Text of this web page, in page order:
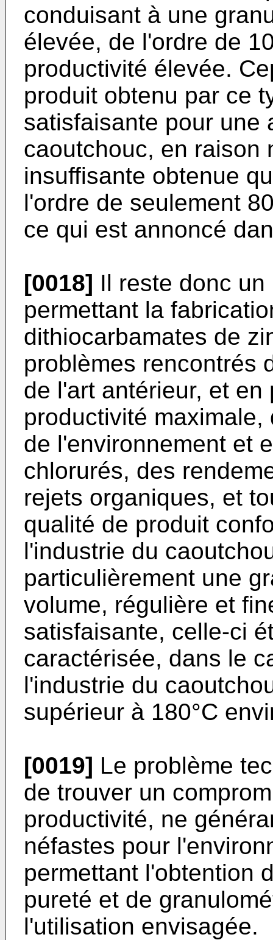
conduisant à une
élevée, de l'ordre de
productivité élevée.
produit obtenu par ce
satisfaisante pour une
caoutchouc, en raison
insuffisante obtenue
l'ordre de seulement
ce qui est annoncé
[0018] Il reste donc
permettant la
dithiocarbamates de
problèmes rencontrés
de l'art antérieur, et
productivité
de l'environnement et
chlorurés, des
rejets organiques, et
qualité de produit
l'industrie du
particulièrement une
volume, régulière et
satisfaisante, celle-ci
caractérisée, dans le
l'industrie du
supérieur à 180°C
[0019] Le problème
de trouver un
productivité, ne
néfastes pour
permettant l'obtention
pureté et de
l'utilisation envisagée.